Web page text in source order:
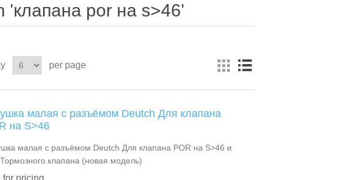
'клапана por на s>46'
per page
малая с разъёмом Deutch Для клапана
на S>46
малая с разъёмом Deutch Для клапана POR на S>46 и
клапана (новая модель)
for pricing